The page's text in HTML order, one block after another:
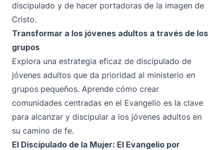
discipulado y de hacer portadoras de la imagen de
Cristo.
Transformar a los jóvenes adultos a través de los
grupos
Explora una estrategia eficaz de discipulado de
jóvenes adultos que da prioridad al ministerio en
grupos pequeños. Aprende cómo crear
comunidades centradas en el Evangelio es la clave
para alcanzar y discipular a los jóvenes adultos en
su camino de fe.
El Discipulado de la Mujer: El Evangelio por